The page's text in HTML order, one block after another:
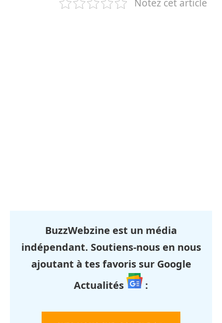
Notez cet article
BuzzWebzine est un média
indépendant. Soutiens-nous en nous
ajoutant à tes favoris sur Google
Actualités
: